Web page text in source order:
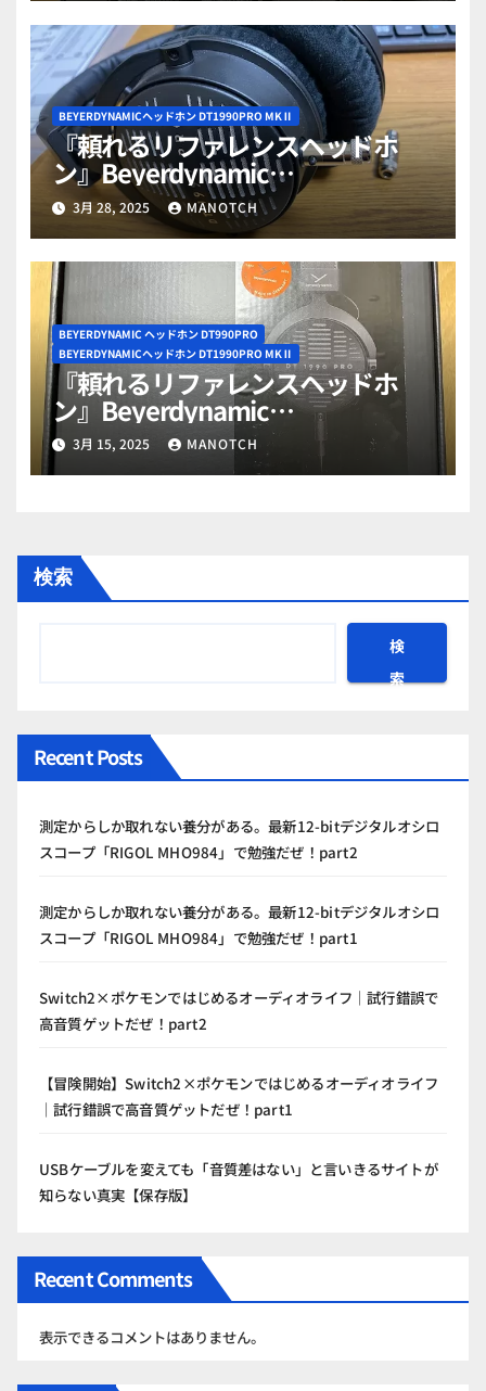
BEYERDYNAMICヘッドホン DT1990PRO MKⅡ
『頼れるリファレンスヘッドホ
ン』Beyerdynamic
DT1990PROMKⅡ徹底レビュー
PART4
3月 28, 2025 MANOTCH
BEYERDYNAMIC ヘッドホン DT990PRO
BEYERDYNAMICヘッドホン DT1990PRO MKⅡ
『頼れるリファレンスヘッドホ
ン』Beyerdynamic
DT1990PROMKⅡ徹底レビュー
PART2
3月 15, 2025 MANOTCH
検索
検
索
Recent Posts
測定からしか取れない養分がある。最新12-bitデジタルオシロ
スコープ「RIGOL MHO984」で勉強だぜ！part2
測定からしか取れない養分がある。最新12-bitデジタルオシロ
スコープ「RIGOL MHO984」で勉強だぜ！part1
Switch2×ポケモンではじめるオーディオライフ｜試行錯誤で
高音質ゲットだぜ！part2
【冒険開始】Switch2×ポケモンではじめるオーディオライフ
｜試行錯誤で高音質ゲットだぜ！part1
USBケーブルを変えても「音質差はない」と言いきるサイトが
知らない真実【保存版】
Recent Comments
表示できるコメントはありません。